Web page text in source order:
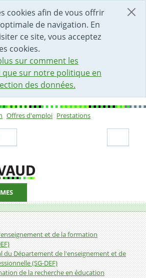
cookies afin de vous offrir
de navigation. En
ce site, vous acceptez
cookies.
sur comment les
que sur notre politique en
des données.
DE LA PAGE
DE RECHERCHE
Offres d'emploi Prestations
et de la formation
du Département de l'enseignement et de
(SG-DEF)
de la recherche en éducation